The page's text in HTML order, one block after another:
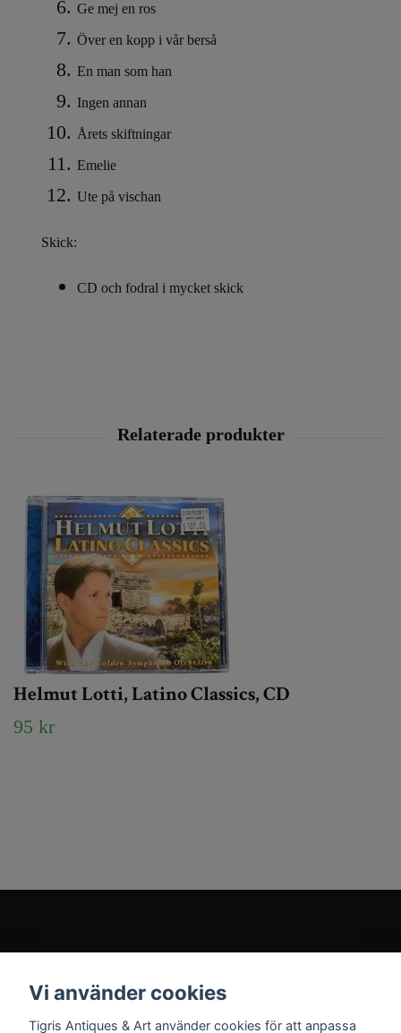
Ge mej en ros
Över en kopp i vår berså
En man som han
Ingen annan
Årets skiftningar
Emelie
Ute på vischan
Skick:
CD och fodral i mycket skick
Helmut Lotti, Latino Classics, CD
95 kr
Sociala medier
Vi använder cookies
Tigris Antiques & Art använder cookies för att anpassa